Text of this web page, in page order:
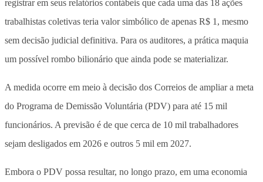
registrar em seus relatórios contábeis que cada uma das 18 ações
trabalhistas coletivas teria valor simbólico de apenas R$ 1, mesmo
sem decisão judicial definitiva. Para os auditores, a prática maquia
um possível rombo bilionário que ainda pode se materializar.
A medida ocorre em meio à decisão dos Correios de ampliar a meta
do Programa de Demissão Voluntária (PDV) para até 15 mil
funcionários. A previsão é de que cerca de 10 mil trabalhadores
sejam desligados em 2026 e outros 5 mil em 2027.
Embora o PDV possa resultar, no longo prazo, em uma economia